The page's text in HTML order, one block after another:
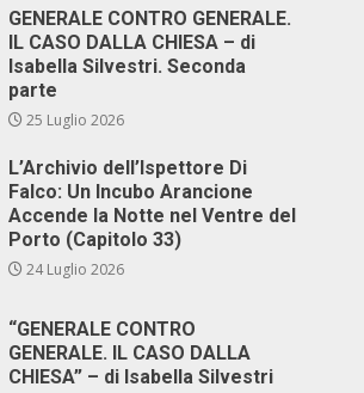
GENERALE CONTRO GENERALE.
IL CASO DALLA CHIESA – di
Isabella Silvestri. Seconda
parte
25 Luglio 2026
L’Archivio dell’Ispettore Di
Falco: Un Incubo Arancione
Accende la Notte nel Ventre del
Porto (Capitolo 33)
24 Luglio 2026
“GENERALE CONTRO
GENERALE. IL CASO DALLA
CHIESA” – di Isabella Silvestri